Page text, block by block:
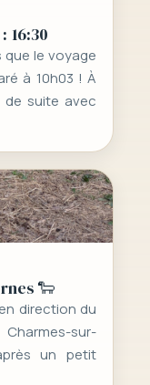
16:30
le voyage
à 10h03 ! À
de suite avec
🐑
direction du
sur-
un petit